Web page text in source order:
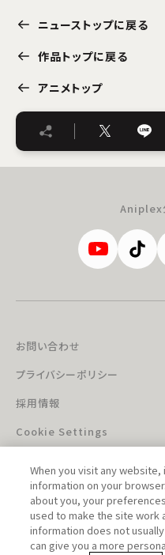
ニューストップに戻る
作品トップに戻る
アニメトップ
Aniplex
お問い合わせ
プライバシーポリシー
採用情報
Cookie Settings
When you visit any
information on your
about you, your
used to make the site work
information does not
can give you a more